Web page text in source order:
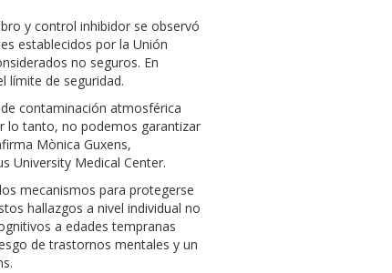
y control inhibidor se observó
establecidos por la Unión
no seguros. En
límite de seguridad.
contaminación atmosférica
lo tanto, no podemos garantizar
Mònica Guxens,
University Medical Center.
mecanismos para protegerse
hallazgos a nivel individual no
a edades tempranas
de trastornos mentales y un